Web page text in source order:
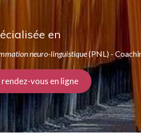
en
neuro-linguistique(PNL) -
vous en ligne